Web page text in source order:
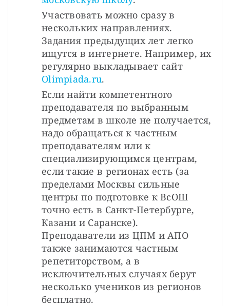
Участвовать можно сразу в
нескольких направлениях.
Задания предыдущих лет легко
ищутся в интернете. Например, их
Olimpiada.ru.
Если найти компетентного
преподавателя по выбранным
предметам в школе не получается,
надо обращаться к частным
преподавателям или к
специализирующимся центрам,
если такие в регионах есть (за
пределами Москвы сильные
центры по подготовке к ВсОШ
точно есть в Санкт-Петербурге,
Казани и Саранске).
Преподаватели из ЦПМ и АПО
также занимаются частным
репетиторством, а в
исключительных случаях берут
несколько учеников из регионов
бесплатно.